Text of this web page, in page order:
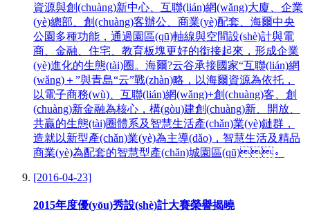
資源與創(chuàng)新中心、互聯(lián)網(wǎng)大廈、企業
(yè)總部、創(chuàng)客辦公、商業(yè)配套、海爾中央
公園多種功能，通過園區(qū)軸線與空間設(shè)計與電
商、金融、住宅、教育板塊更好的銜接起來，形成企業
(yè)進化的生態(tài)圈。海爾?云谷承接國家“互聯(lián)網
(wǎng)＋”與青島“云”戰(zhàn)略，以海爾資源為依托，
以電子商務(wù)、互聯(lián)網(wǎng)+創(chuàng)客、創
(chuàng)新金融為核心，構(gòu)建創(chuàng)新、開放、
共贏的生態(tài)圈體系及智慧生活產(chǎn)業(yè)鏈群，
造就以新型產(chǎn)業(yè)為主導(dǎo)，智慧生活及精品
商業(yè)為配套的智慧型產(chǎn)城園區(qū)。
[2016-04-23]
2015年度優(yōu)秀設(shè)計大賽榮譽揭曉